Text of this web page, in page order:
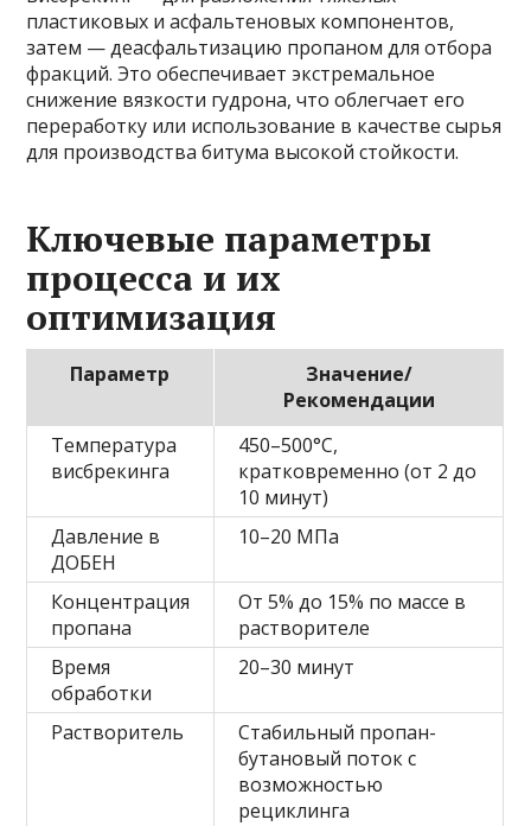
пластиковых и асфальтеновых компонентов,
затем — деасфальтизацию пропаном для отбора
фракций. Это обеспечивает экстремальное
снижение вязкости гудрона, что облегчает его
переработку или использование в качестве сырья
для производства битума высокой стойкости.
Ключевые параметры
процесса и их
оптимизация
Параметр
Значение/
Рекомендации
Температура
висбрекинга
450–500°C,
кратковременно (от 2 до
10 минут)
Давление в
ДОБЕН
10–20 МПа
Концентрация
пропана
От 5% до 15% по массе в
растворителе
Время
обработки
20–30 минут
Растворитель
Стабильный пропан-
бутановый поток с
возможностью
рециклинга